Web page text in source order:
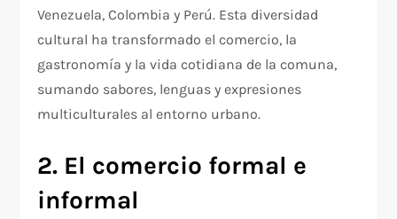
Venezuela, Colombia y Perú. Esta diversidad
cultural ha transformado el comercio, la
gastronomía y la vida cotidiana de la comuna,
sumando sabores, lenguas y expresiones
multiculturales al entorno urbano.
2. El comercio formal e
informal